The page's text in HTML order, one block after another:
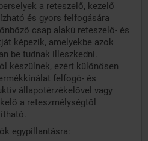
a reteszelő, kezelő
és gyors felfogására
csap alakú reteszelő- és
képezik, amelyekbe azok
be tudnak illeszkedni.
készülnek, ezért különösen
felfogó- és
állapotérzékelővel vagy
a reteszmélységtől
egypillantásra: